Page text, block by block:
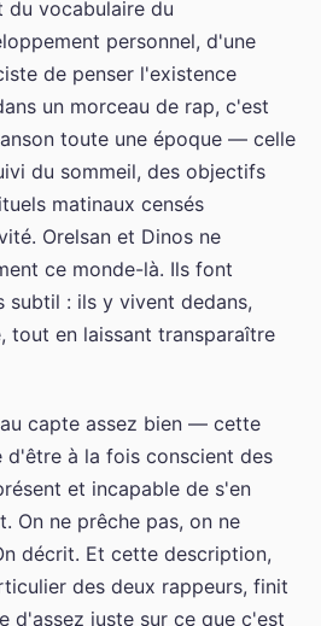
du vocabulaire du
personnel, d'une
de penser l'existence
un morceau de rap, c'est
toute une époque — celle
du sommeil, des objectifs
matinaux censés
Orelsan et Dinos ne
ce monde-là. Ils font
subtil : ils y vivent dedans,
tout en laissant transparaître
capte assez bien — cette
à la fois conscient des
et incapable de s'en
On ne prêche pas, on ne
décrit. Et cette description,
des deux rappeurs, finit
d'assez juste sur ce que c'est